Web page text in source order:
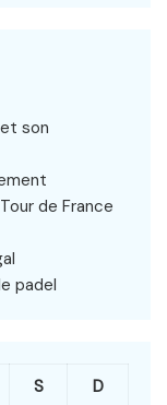
son
de France
padel
S D